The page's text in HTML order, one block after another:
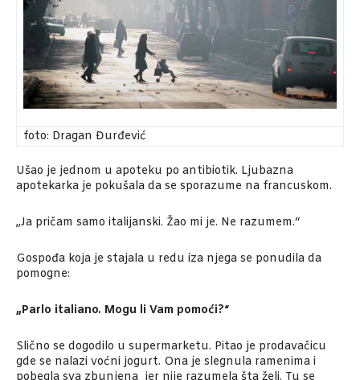
foto: Dragan Đurđević
Ušao je jednom u apoteku po antibiotik. Ljubazna
apotekarka je pokušala da se sporazume na francuskom.
„Ja pričam samo italijanski. Žao mi je. Ne razumem.“
Gospođa koja je stajala u redu iza njega se ponudila da
pomogne:
„Parlo italiano. Mogu li Vam pomoći?“
Slično se dogodilo u supermarketu. Pitao je prodavačicu
gde se nalazi voćni jogurt. Ona je slegnula ramenima i